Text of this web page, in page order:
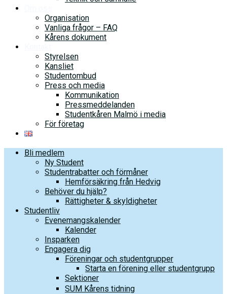
Organisation
Vanliga frågor – FAQ
Kårens dokument
Styrelsen
Kansliet
Studentombud
Press och media
Kommunikation
Pressmeddelanden
Studentkåren Malmö i media
För företag
Bli medlem
Ny Student
Studentrabatter och förmåner
Hemförsäkring från Hedvig
Behöver du hjälp?
Rättigheter & skyldigheter
Studentliv
Evenemangskalender
Kalender
Insparken
Engagera dig
Föreningar och studentgrupper
Starta en förening eller studentgrupp
Sektioner
SUM Kårens tidning